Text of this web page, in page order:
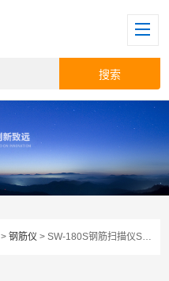
>钢筋仪 > SW-180S钢筋扫描仪SW-180S